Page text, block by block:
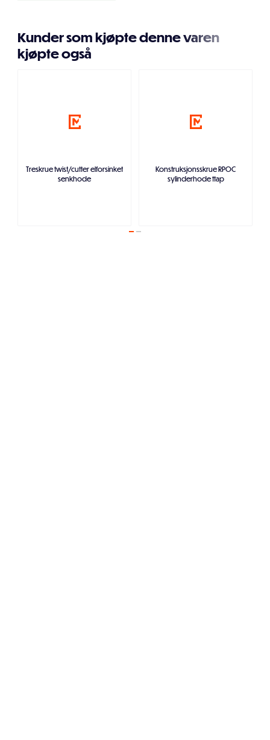
Kunder som kjøpte denne varen
kjøpte også
Treskrue twist/cutter elforsinket
senkhode
Konstruksjonsskrue RPOC
sylinderhode ttap